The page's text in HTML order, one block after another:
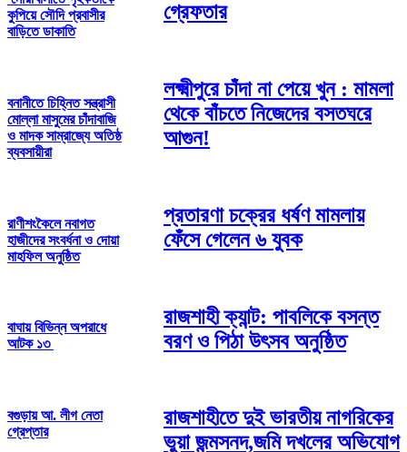
কুপিয়ে সৌদি প্রবাসীর
বাড়িতে ডাকাতি
বনানীতে চিহ্নিত সন্ত্রাসী
মোল্লা মাসুমের চাঁদাবাজি
ও মাদক সাম্রাজ্যে অতিষ্ঠ
ব্যবসায়ীরা
রাণীশংকৈলে নবাগত
হাজীদের সংবর্ধনা ও দোয়া
মাহফিল অনুষ্ঠিত
বাঘায় বিভিন্ন অপরাধে
আটক ১৩ ‎
বগুড়ায় আ. লীগ নেতা
গ্রেপ্তার
গ্রেফতার
লক্ষ্মীপুরে চাঁদা না পেয়ে খুন : মামলা
থেকে বাঁচতে নিজেদের বসতঘরে
আগুন!
প্রতারণা চক্রের ধর্ষণ মামলায়
ফেঁসে গেলেন ৬ যুবক
রাজশাহী ক্যান্ট: পাবলিকে বসন্ত
বরণ ও পিঠা উৎসব অনুষ্ঠিত
রাজশাহীতে দুই ভারতীয় নাগরিকের
ভুয়া জন্মসনদ,জমি দখলের অভিযোগ